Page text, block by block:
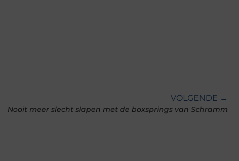
VOLGENDE →
Nooit meer slecht slapen met de boxsprings van Schramm